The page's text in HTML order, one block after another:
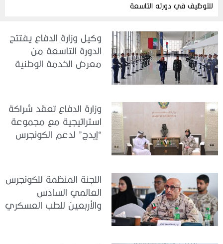
للتوظيف في دورته التاسعة
وكيل وزارة الدفاع يفتتح
الدورة التاسعة من
معرض الخدمة الوطنية
وزارة الدفاع تعقد شراكة
استراتيجية مع مجموعة
“إيدج” لدعم الكونجرس
اللجنة المنظمة للكونجرس
العالمي السادس
والأربعين للطب العسكري